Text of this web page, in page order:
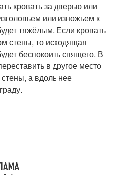
кровать за дверью или
или изножьем к
тяжёлым. Если кровать
стены, то исходящая
беспокоить спящего. В
в другое место
а вдоль нее